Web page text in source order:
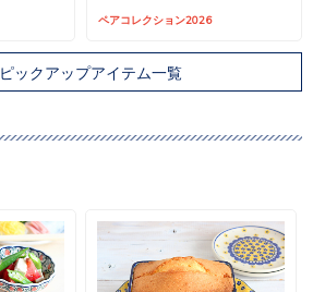
ペアコレクション2026
ピックアップアイテム一覧